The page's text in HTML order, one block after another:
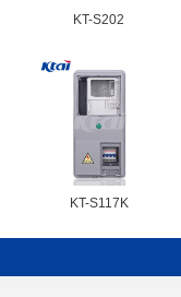
KT-S202
KT-S117K